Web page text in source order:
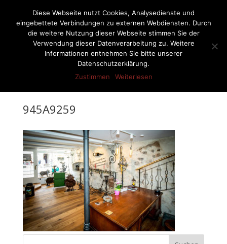
Seite wählen
945A9259
Diese Webseite nutzt Cookies, Analysedienste und
eingebettete Verbindungen zu externen Webdiensten. Durch
die weitere Nutzung dieser Webseite stimmen Sie der
Verwendung dieser Datenverarbeitung zu. Weitere
Informationen entnehmen Sie bitte unserer
Datenschutzerklärung.
Zustimmen
Weiterlesen